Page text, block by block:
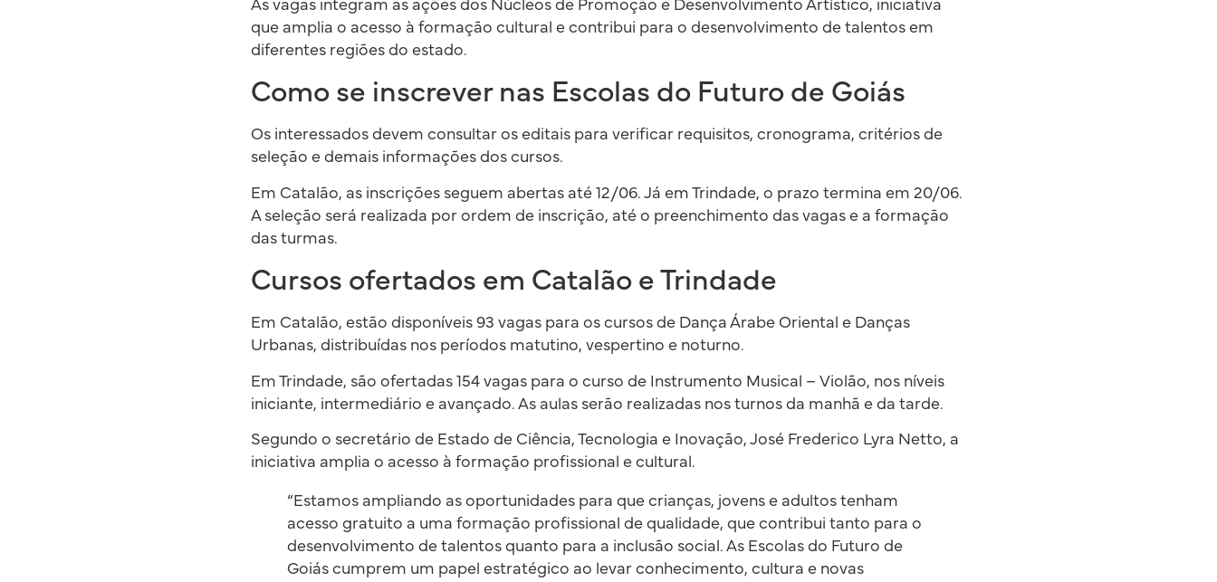
As vagas integram as ações dos Núcleos de Promoção e Desenvolvimento Artístico, iniciativa
que amplia o acesso à formação cultural e contribui para o desenvolvimento de talentos em
diferentes regiões do estado.
Como se inscrever nas Escolas do Futuro de Goiás
Os interessados devem consultar os editais para verificar requisitos, cronograma, critérios de
seleção e demais informações dos cursos.
Em Catalão, as inscrições seguem abertas até 12/06. Já em Trindade, o prazo termina em 20/06.
A seleção será realizada por ordem de inscrição, até o preenchimento das vagas e a formação
das turmas.
Cursos ofertados em Catalão e Trindade
Em Catalão, estão disponíveis 93 vagas para os cursos de Dança Árabe Oriental e Danças
Urbanas, distribuídas nos períodos matutino, vespertino e noturno.
Em Trindade, são ofertadas 154 vagas para o curso de Instrumento Musical – Violão, nos níveis
iniciante, intermediário e avançado. As aulas serão realizadas nos turnos da manhã e da tarde.
Segundo o secretário de Estado de Ciência, Tecnologia e Inovação, José Frederico Lyra Netto, a
iniciativa amplia o acesso à formação profissional e cultural.
“Estamos ampliando as oportunidades para que crianças, jovens e adultos tenham
acesso gratuito a uma formação profissional de qualidade, que contribui tanto para o
desenvolvimento de talentos quanto para a inclusão social. As Escolas do Futuro de
Goiás cumprem um papel estratégico ao levar conhecimento, cultura e novas